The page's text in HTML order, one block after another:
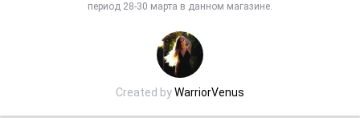
период 28-30 марта в данном магазине.
Created byWarriorVenus